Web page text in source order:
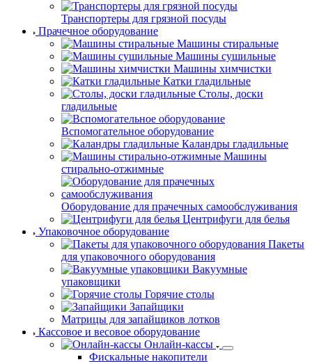
Транспортеры для грязной посуды
Прачечное оборудование
Машины стиральные
Машины сушильные
Машины химчистки
Катки гладильные
Столы, доски
гладильные
Вспомогательное оборудование
Каландры гладильные
Машины
стирально-отжимные
Оборудование для прачечных самообслуживания
Центрифуги для белья
Упаковочное оборудование
Пакеты
для упаковочного оборудования
Вакуумные
упаковщики
Горячие столы
Запайщики
Матрицы для запайщиков лотков
Кассовое и весовое оборудование
Онлайн-кассы
Фискальные накопители